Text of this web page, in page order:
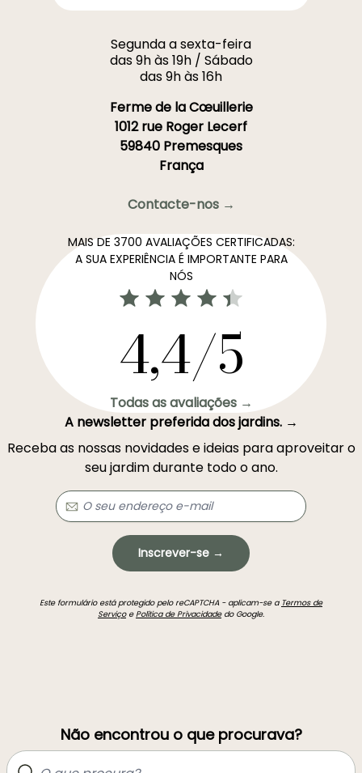
Segunda a sexta-feira
das 9h às 19h / Sábado
das 9h às 16h
Ferme de la Cœuillerie
1012 rue Roger Lecerf
59840 Premesques
França
Contacte-nos →
MAIS DE 3700 AVALIAÇÕES CERTIFICADAS:
A SUA EXPERIÊNCIA É IMPORTANTE PARA
NÓS
4,4/5
Todas as avaliações →
A newsletter preferida dos jardins. →
Receba as nossas novidades e ideias para aproveitar o
seu jardim durante todo o ano.
Inscrever-se →
Este formulário está protegido pelo reCAPTCHA - aplicam-se a Termos de
ServiçoePolítica de Privacidadedo Google.
Não encontrou o que procurava?